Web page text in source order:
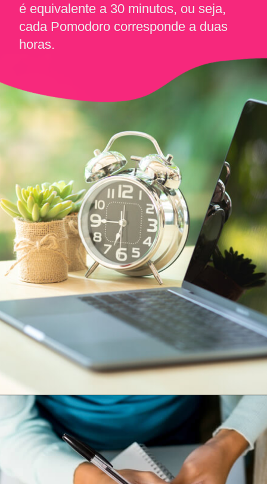
é equivalente a 30 minutos, ou seja,
cada Pomodoro corresponde a duas
horas.